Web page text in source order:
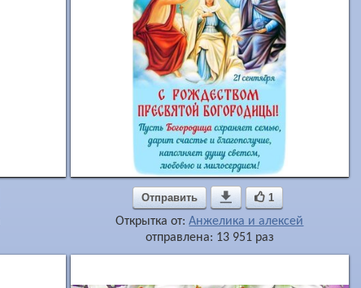
Отправить  1
Открытка от:Анжелика и алексей
отправлена: 13 951 раз